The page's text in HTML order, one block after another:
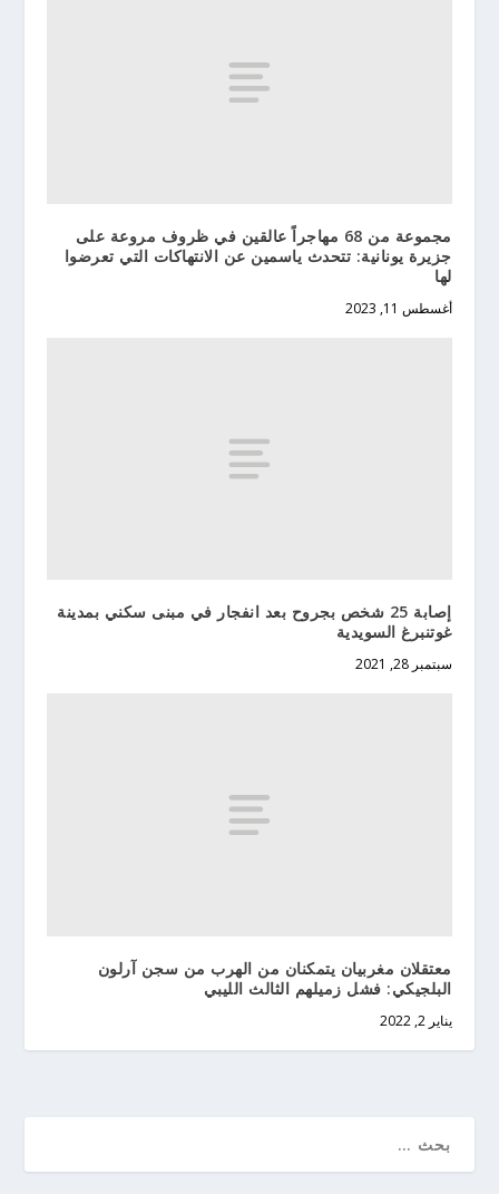
مجموعة من 68 مهاجراً عالقين في ظروف مروعة على
جزيرة يونانية: تتحدث ياسمين عن الانتهاكات التي تعرضوا
لها
أغسطس 11, 2023
إصابة 25 شخص بجروح بعد انفجار في مبنى سكني بمدينة
غوتنبرغ السويدية
سبتمبر 28, 2021
معتقلان مغربيان يتمكنان من الهرب من سجن آرلون
البلجيكي: فشل زميلهم الثالث الليبي
يناير 2, 2022